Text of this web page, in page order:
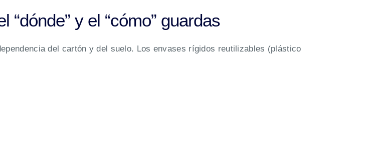
y el “cómo” guardas
del cartón y del suelo. Los envases rígidos reutilizables (plástico